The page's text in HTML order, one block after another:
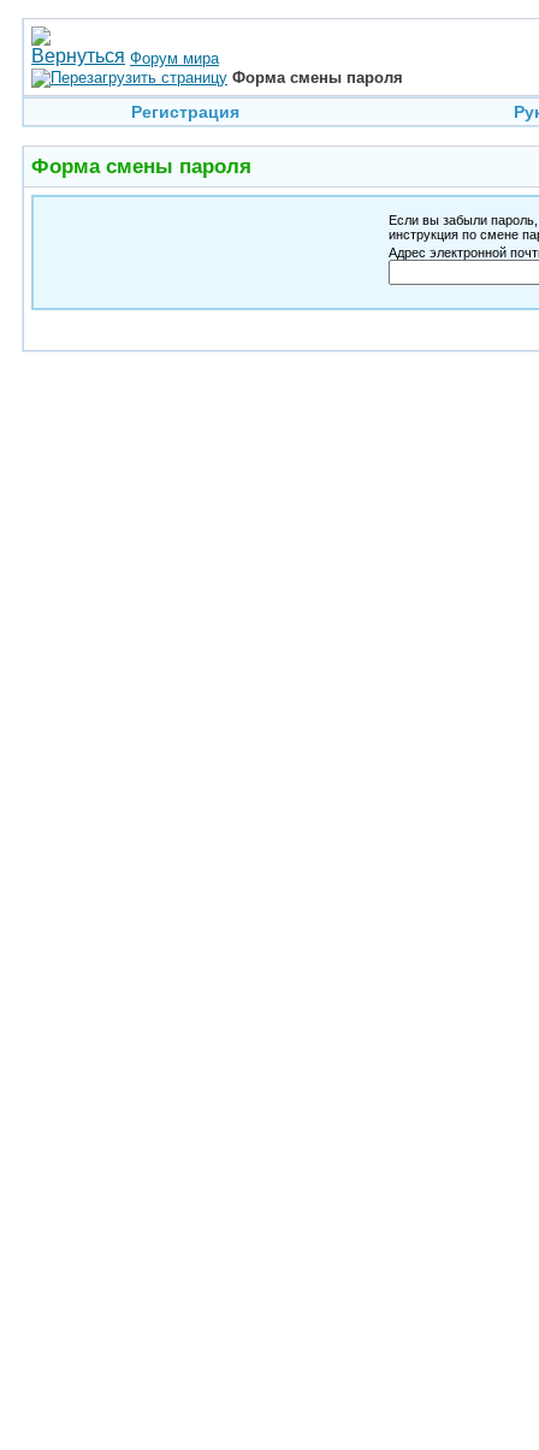
Форум мира
Форма смены пароля
Регистрация
Форма смены пароля
Если вы забыли
инструкция по смене
Адрес электронной